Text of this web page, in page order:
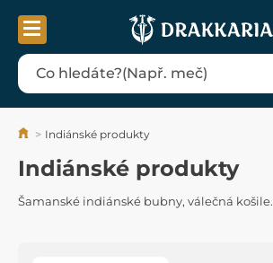
Indiánské produkty
Indiánské produkty
Šamanské indiánské bubny, válečná košile.